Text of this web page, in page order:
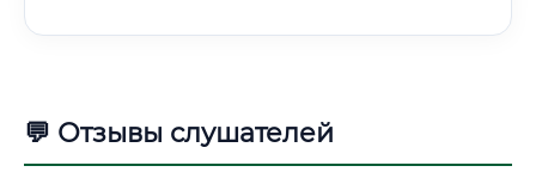
💬 Отзывы слушателей